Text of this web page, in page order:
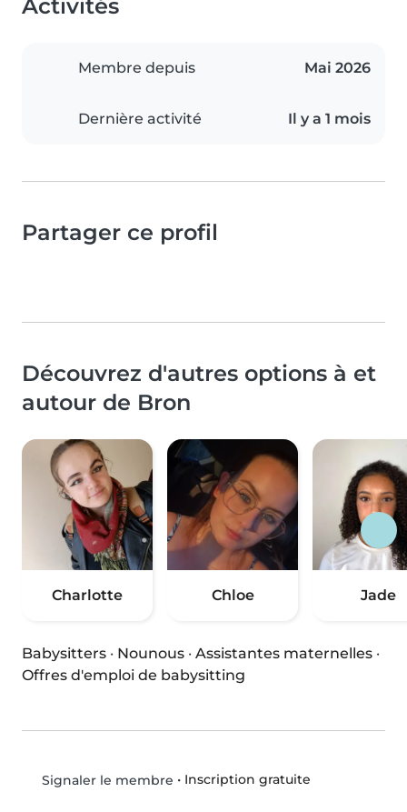
Activités
Membre depuis Mai 2026
Dernière activité Il y a 1 mois
Partager ce profil
Découvrez d'autres options à et
autour de Bron
Charlotte Chloe Jade
Babysitters · Nounous · Assistantes maternelles ·
Offres d'emploi de babysitting
Signaler le membre • Inscription gratuite